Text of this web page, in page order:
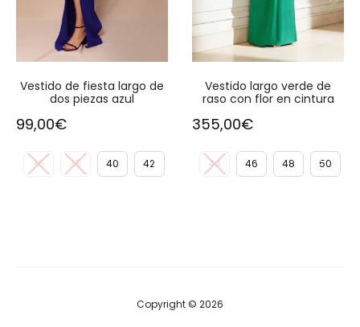
Vestido de fiesta largo de
dos piezas azul
99,00€
36 38 40 42
Vestido largo verde de
raso con flor en cintura
355,00€
44 46 48 50
Copyright © 2026